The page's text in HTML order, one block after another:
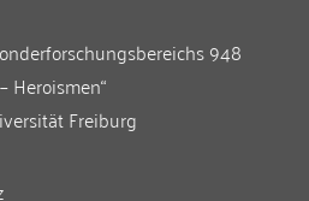
948
Heroismen“
Freiburg